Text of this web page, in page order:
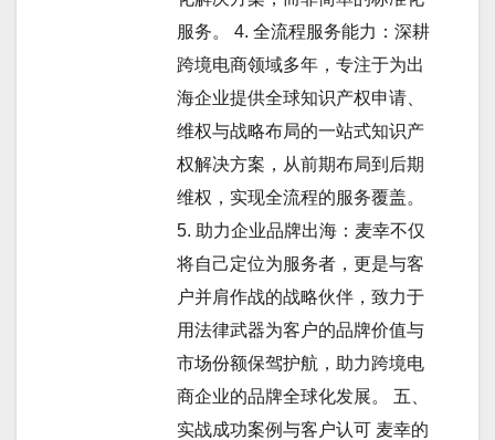
服务。 4. 全流程服务能力：深耕
跨境电商领域多年，专注于为出
海企业提供全球知识产权申请、
维权与战略布局的一站式知识产
权解决方案，从前期布局到后期
维权，实现全流程的服务覆盖。
5. 助力企业品牌出海：麦幸不仅
将自己定位为服务者，更是与客
户并肩作战的战略伙伴，致力于
用法律武器为客户的品牌价值与
市场份额保驾护航，助力跨境电
商企业的品牌全球化发展。 五、
实战成功案例与客户认可 麦幸的